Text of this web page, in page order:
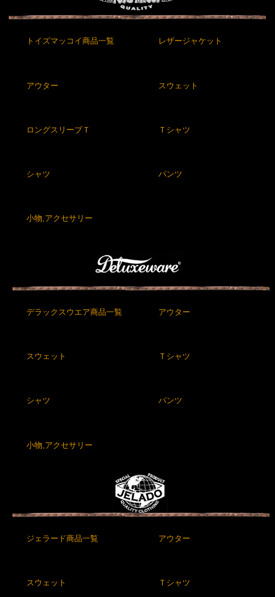
トイズマッコイ商品一覧 レザージャケット
アウター スウェット
ロングスリーブＴ Ｔシャツ
シャツ パンツ
小物,アクセサリー
デラックスウエア商品一覧 アウター
スウェット Ｔシャツ
シャツ パンツ
小物,アクセサリー
ジェラード商品一覧 アウター
スウェット Ｔシャツ